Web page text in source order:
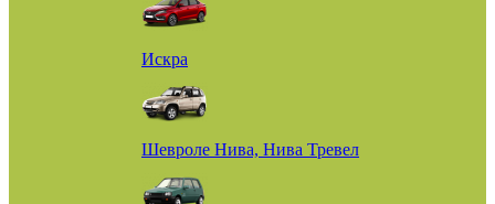
Искра
Шевроле Нива, Нива Тревел